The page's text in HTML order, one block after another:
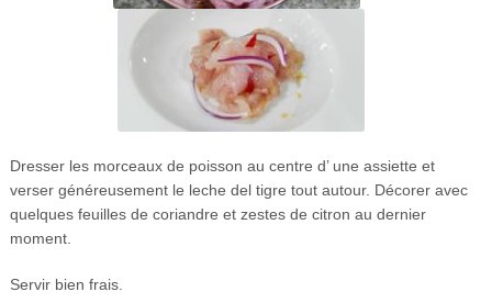
Dresser les morceaux de poisson au centre d’ une assiette et
verser généreusement le leche del tigre tout autour. Décorer avec
quelques feuilles de coriandre et zestes de citron au dernier
moment.
Servir bien frais.